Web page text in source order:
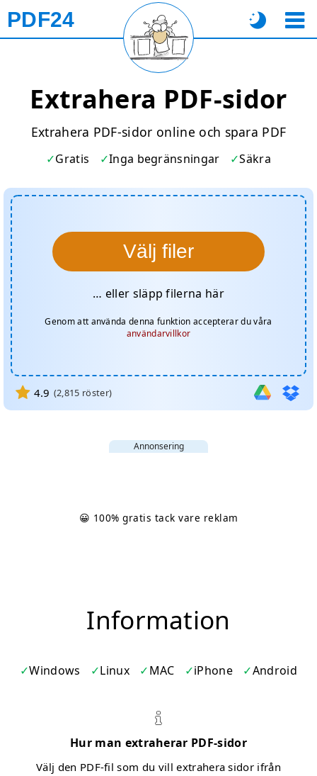
PDF24
Extrahera PDF-sidor
Extrahera PDF-sidor online och spara PDF
Gratis Inga begränsningar Säkra
Välj filer
… eller släpp filerna här
Genom att använda denna funktion accepterar du våra
användarvillkor
4.9 (2,815 röster)
Annonsering
😀 100% gratis tack vare reklam
Information
Windows Linux MAC iPhone Android
Hur man extraherar PDF-sidor
Välj den PDF-fil som du vill extrahera sidor ifrån